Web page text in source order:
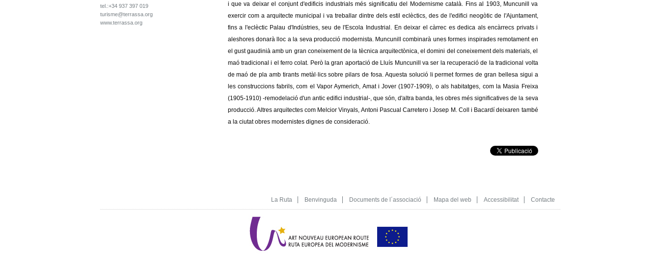
tel.:+34 937 397 019
turisme@terrassa.org
www.terrassa.org
i que va deixar el conjunt d'edificis industrials més significatiu del Modernisme català. Fins al 1903, Muncunill va
exercir com a arquitecte municipal i va treballar dintre dels estil eclèctics, des de l'edifici neogòtic de l'Ajuntament,
fins a l'eclèctic Palau d'Indústries, seu de l'Escola Industrial. En deixar el càrrec es dedica als encàrrecs privats i
aleshores donarà lloc a la seva producció modernista. Muncunill combinarà unes formes inspirades remotament en
el gust gaudinià amb un gran coneixement de la tècnica arquitectònica, el domini del coneixement dels materials, el
maó tradicional i el ferro colat. Però la gran aportació de Lluís Muncunill va ser la recuperació de la tradicional volta
de maó de pla amb tirants metàl·lics sobre pilars de fosa. Aquesta solució li permet formes de gran bellesa sigui a
les construccions fabrils, com el Vapor Aymerich, Amat i Jover (1907-1909), o als habitatges, com la Masia Freixa
(1905-1910) -remodelació d'un antic edifici industrial-, que són, d'altra banda, les obres més significatives de la seva
producció. Altres arquitectes com Melcior Vinyals, Antoni Pascual Carretero i Josep M. Coll i Bacardí deixaren també
a la ciutat obres modernistes dignes de consideració.
La Ruta Benvinguda Documents de l´associació Mapa del web Accessibilitat Contacte